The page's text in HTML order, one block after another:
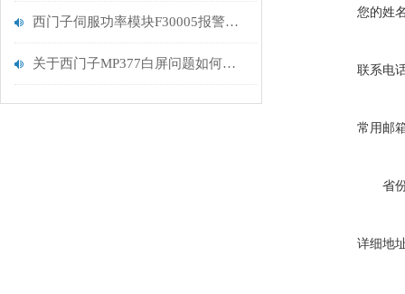
西门子伺服功率模块F30005报警维修过载问题
关于西门子MP377白屏问题如何处理
您的姓
联系电
常用邮
省
详细地